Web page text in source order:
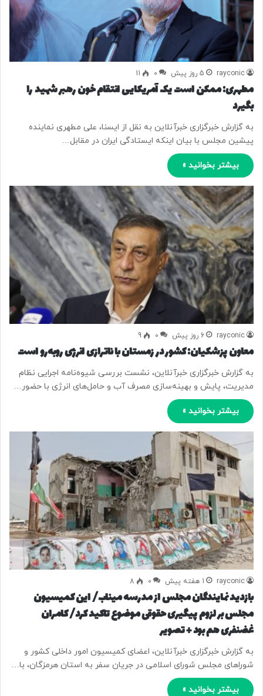
rayconic 5 روز پیش 0
11
مطهری: ممکن است یک آمریکایی انتقام خون رهبر شهید را
بگیرد
به گزارش خبرگزاری خبرآنلاین به نقل از ایسنا، علی مطهری نماینده
پیشین مجلس با بیان اینکه ایستادگی ایران در مقابل…
بیشتر بخوانید »
rayconic 6 روز پیش 0
9
معاون پزشکیان: کشور در زمستان با ناترازی انرژی روبه‌رو است
به گزارش خبرگزاری خبرآنلاین، نشست بررسی شیوه‌نامه اجرایی نظام
مدیریت، پایش و بهینه‌سازی مصرف آب و حامل‌های انرژی با حضور…
بیشتر بخوانید »
rayconic 1 هفته پیش 0
8
بازدید نمایندگان مجلس از مدرسه میناب/ این کمیسیون
مجلس بر لزوم پیگیری حقوقی موضوع تاکید کرد/ کامران
غضنفری هم بود + تصویر
به گزارش خبرگزاری خبرآنلاین، اعضای کمیسیون امور داخلی کشور و
شوراهای مجلس شورای اسلامی در جریان سفر به استان هرمزگان، با…
بیشتر بخوانید »